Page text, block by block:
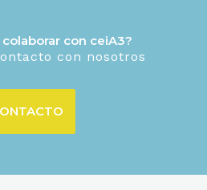
con ceiA3?
con nosotros